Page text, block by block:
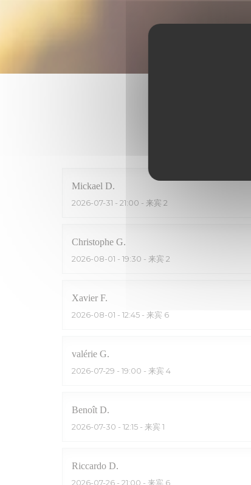
Mickael D
2026-07-31 - 21:00 - 来宾 2
Christophe G
2026-08-01 - 19:30 - 来宾 2
Xavier F
2026-08-01 - 12:45 - 来宾 6
valérie G
2026-07-29 - 19:00 - 来宾 4
Benoît D
2026-07-30 - 12:15 - 来宾 1
Riccardo D
2026-07-26 - 21:00 - 来宾 6